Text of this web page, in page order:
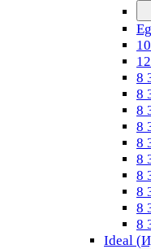
8
8
8
8
8
8
8
8
8
8
Ideal